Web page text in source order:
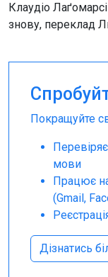
Клаудіо
знову, переклад
Покращуйте
мови
Працює
(Gmail,
Дізнатись